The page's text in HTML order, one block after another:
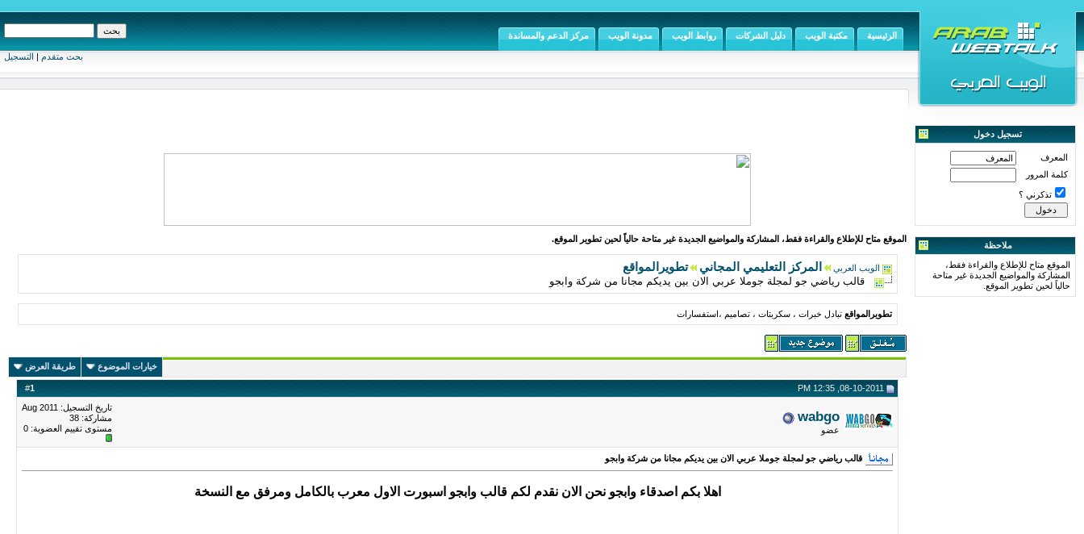
بحث متقدم | التسجيل
الرئيسية مكتبة الويب دليل الشركات روابط الويب مدونة الويب مركز الدعم والمساندة
تسجيل دخول
المعرف
كلمة المرور
تذكرني ؟
ملاحظة
الموقع متاح للإطلاع والقراءة فقط،
المشاركة والمواضيع الجديدة غير متاحة
حالياً لحين تطوير الموقع.
الموقع متاح للإطلاع والقراءة فقط، المشاركة والمواضيع الجديدة غير متاحة حالياً لحين تطوير الموقع.
الويب العربي المركز التعليمي المجاني تطويرالمواقع
قالب رياضي جو لمجلة جوملا عربي الان بين يديكم مجانا من شركة وابجو
تطويرالمواقع تبادل خبرات ، سكربتات ، تصاميم ،استفسارات
خيارات الموضوع طريقة العرض
#1
wabgo
عضو
تاريخ التسجيل: Aug 2011
مشاركة: 38
مستوى تقييم العضوية: 0
قالب رياضي جو لمجلة جوملا عربي الان بين يديكم مجانا من شركة وابجو
اهلا بكم اصدقاء وابجو نحن الان نقدم لكم قالب وابجو اسبورت الاول معرب بالكامل ومرفق مع النسخة